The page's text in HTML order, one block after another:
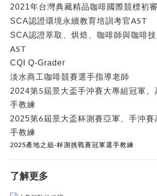
2021年台灣典藏精品咖啡國際競標初
SCA認證環境永續教育培訓考官AST
SCA認證萃取、烘焙、咖啡師與咖啡
AST
CQI Q-Grader
淡水商工咖啡競賽選手指導老師
2024第5 屆景大盃手沖賽大專組冠軍、
手教練
2025第6屆景大盃杯測賽亞軍、手沖賽
手教練
2025產地之巔-杯測挑戰賽冠軍選手教練
了解更多